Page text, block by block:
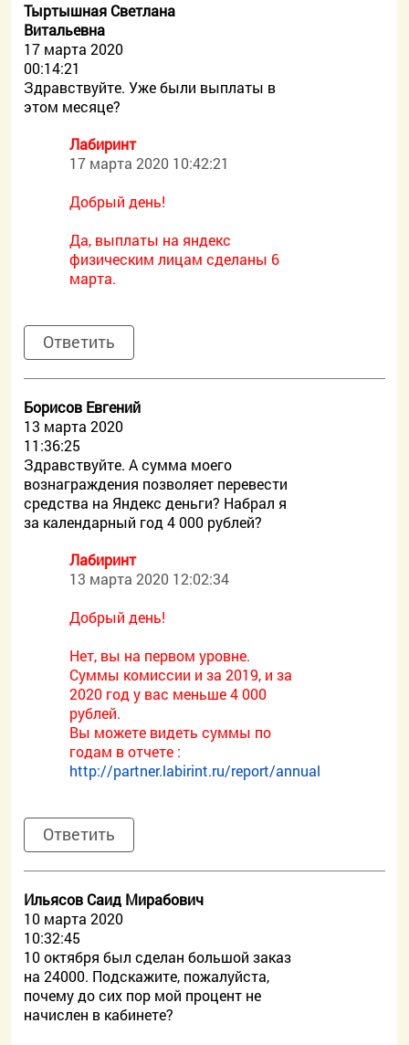
Тыртышная Светлана
Витальевна
17 марта 2020
00:14:21
Здравствуйте. Уже были выплаты в
этом месяце?
Лабиринт
17 марта 2020 10:42:21
Добрый день!
Да, выплаты на яндекс
физическим лицам сделаны 6
марта.
Ответить
Борисов Евгений
13 марта 2020
11:36:25
Здравствуйте. А сумма моего
вознаграждения позволяет перевести
средства на Яндекс деньги? Набрал я
за календарный год 4 000 рублей?
Лабиринт
13 марта 2020 12:02:34
Добрый день!
Нет, вы на первом уровне.
Суммы комиссии и за 2019, и за
2020 год у вас меньше 4 000
рублей.
Вы можете видеть суммы по
годам в отчете :
http://partner.labirint.ru/report/annual
Ответить
Ильясов Саид Мирабович
10 марта 2020
10:32:45
10 октября был сделан большой заказ
на 24000. Подскажите, пожалуйста,
почему до сих пор мой процент не
начислен в кабинете?